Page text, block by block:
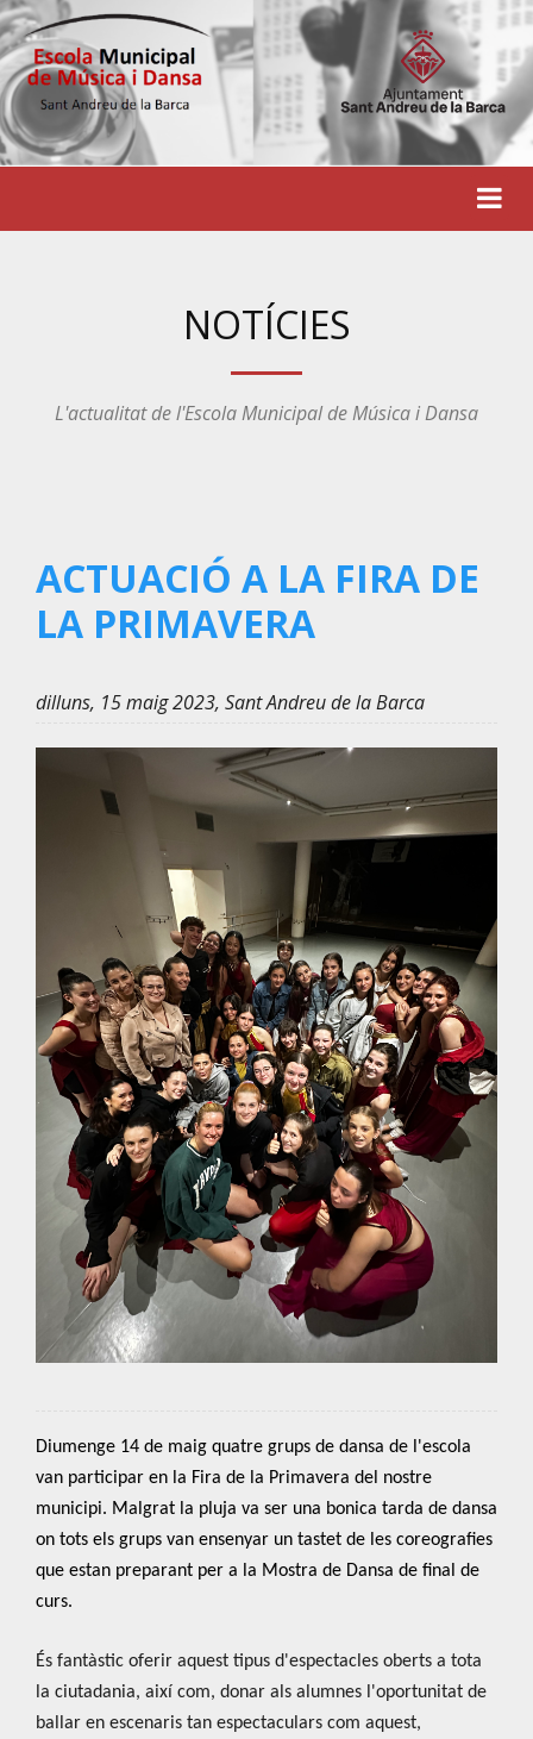
NOTÍCIES
L'actualitat de l'Escola Municipal de Música i Dansa
ACTUACIÓ A LA FIRA DE
LA PRIMAVERA
dilluns, 15 maig 2023, Sant Andreu de la Barca
Diumenge 14 de maig quatre grups de dansa de l'escola
van participar en la Fira de la Primavera del nostre
municipi. Malgrat la pluja va ser una bonica tarda de dansa
on tots els grups van ensenyar un tastet de les coreografies
que estan preparant per a la Mostra de Dansa de final de
curs.
És fantàstic oferir aquest tipus d'espectacles oberts a tota
la ciutadania, així com, donar als alumnes l'oportunitat de
ballar en escenaris tan espectaculars com aquest,